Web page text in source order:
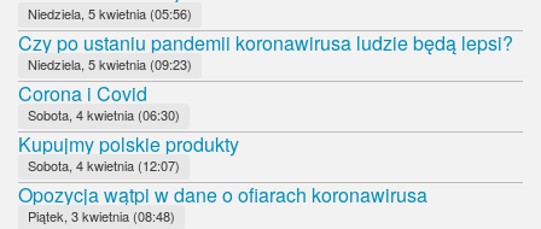
Niedziela, 5 kwietnia (05:56)
Czy po ustaniu pandemii koronawirusa ludzie będą lepsi?
Niedziela, 5 kwietnia (09:23)
Corona i Covid
Sobota, 4 kwietnia (06:30)
Kupujmy polskie produkty
Sobota, 4 kwietnia (12:07)
Opozycja wątpi w dane o ofiarach koronawirusa
Piątek, 3 kwietnia (08:48)